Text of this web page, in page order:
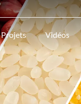
Projets Vidéos